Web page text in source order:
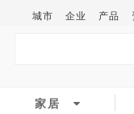
城市 企业 产品
家居